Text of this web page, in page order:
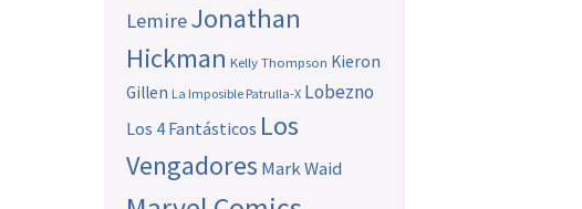
LemireJonathan
Hickman Kelly Thompson Kieron
Gillen La Imposible Patrulla-X Lobezno
Los 4 Fantásticos Los
Vengadores Mark Waid